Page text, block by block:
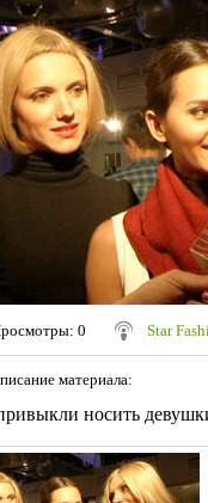
: 0 Star
материала:
носить